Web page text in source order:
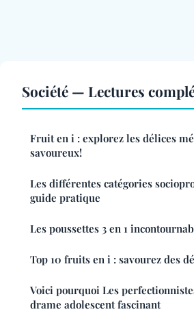
Société — Lectures
Fruit en i : explorez les délices
savoureux!
Les différentes catégories
guide pratique
Les poussettes 3 en 1
Top 10 fruits en i : savourez des
Voici pourquoi Les
drame adolescent fascinant